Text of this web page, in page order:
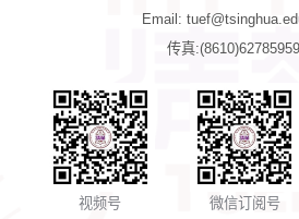
Email:
传真:(8610)62785959
视频号 微信订阅号